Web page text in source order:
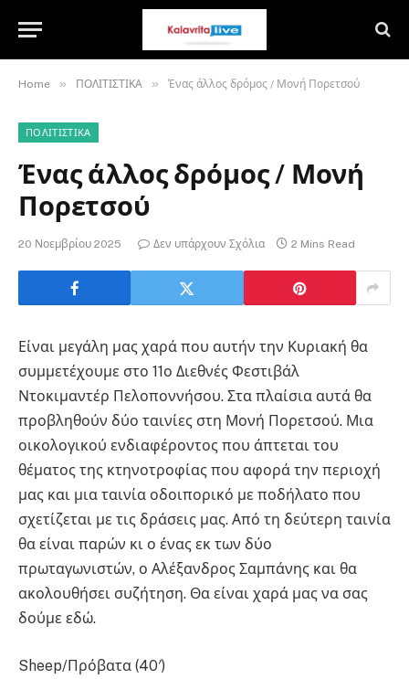
Home » ΠΟΛΙΤΙΣΤΙΚΑ » Ένας άλλος δρόμος / Μονή Πορετσού
ΠΟΛΙΤΙΣΤΙΚΑ
Ένας άλλος δρόμος / Μονή
Πορετσού
20 Νοεμβρίου 2025 Δεν υπάρχουν Σχόλια 2 Mins Read
Είναι μεγάλη μας χαρά που αυτήν την Κυριακή θα
συμμετέχουμε στο 11ο Διεθνές Φεστιβάλ
Ντοκιμαντέρ Πελοποννήσου. Στα πλαίσια αυτά θα
προβληθούν δύο ταινίες στη Μονή Πορετσού. Μια
οικολογικού ενδιαφέροντος που άπτεται του
θέματος της κτηνοτροφίας που αφορά την περιοχή
μας και μια ταινία οδοιπορικό με ποδήλατο που
σχετίζεται με τις δράσεις μας. Από τη δεύτερη ταινία
θα είναι παρών κι ο ένας εκ των δύο
πρωταγωνιστών, ο Αλέξανδρος Σαμπάνης και θα
ακολουθήσει συζήτηση. Θα είναι χαρά μας να σας
δούμε εδώ.
Sheep/Πρόβατα (40′)